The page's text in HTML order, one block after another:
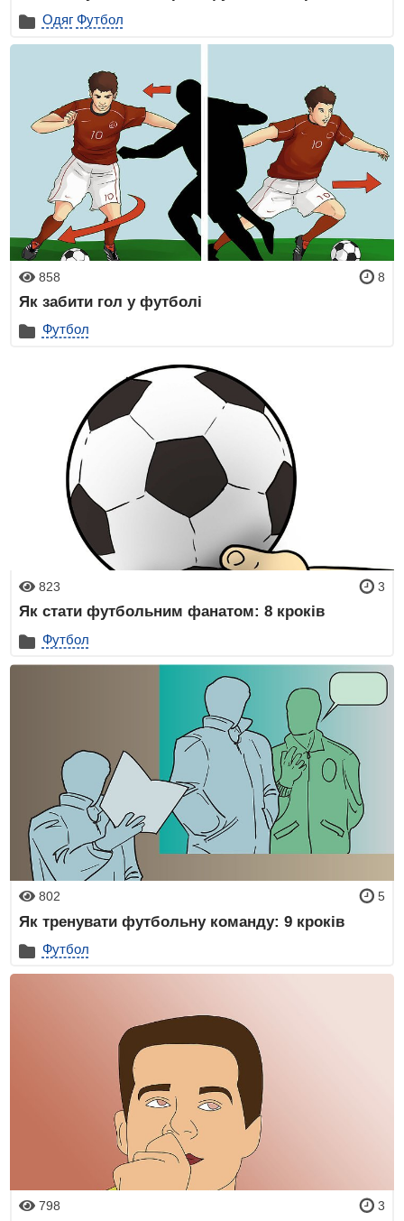
Одяг Футбол
858 8
Як забити гол у футболі
Футбол
823 3
Як стати футбольним фанатом: 8 кроків
Футбол
802 5
Як тренувати футбольну команду: 9 кроків
Футбол
798 3